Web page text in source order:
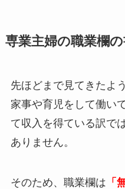
専業主婦の職業欄
先ほどまで見てきたよ
家事や育児をして働い
て収入を得ている訳で
ありません。
そのため、職業欄は 「